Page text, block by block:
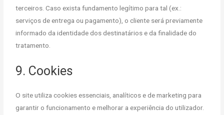
terceiros. Caso exista fundamento legítimo para tal (ex.:
serviços de entrega ou pagamento), o cliente será previamente
informado da identidade dos destinatários e da finalidade do
tratamento.
9. Cookies
O site utiliza cookies essenciais, analíticos e de marketing para
garantir o funcionamento e melhorar a experiência do utilizador.